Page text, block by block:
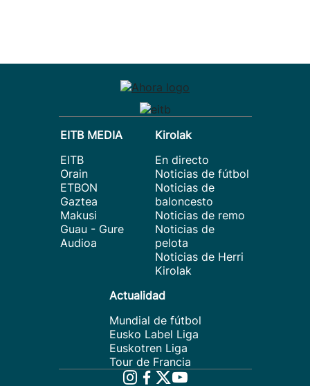
EITB MEDIA
EITB
Orain
ETBON
Gaztea
Makusi
Guau - Gure
Audioa
Kirolak
En directo
Noticias de fútbol
Noticias de
baloncesto
Noticias de remo
Noticias de
pelota
Noticias de Herri
Kirolak
Actualidad
Mundial de fútbol
Eusko Label Liga
Euskotren Liga
Tour de Francia